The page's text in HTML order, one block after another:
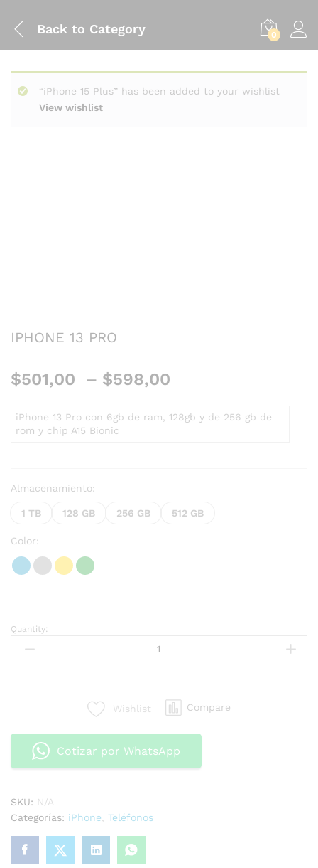
Back to Category 0
View wishlist
“iPhone 15 Plus” has been added to your wishlist
IPHONE 13 PRO
$501,00 – $598,00
iPhone 13 Pro con 6gb de ram, 128gb y de 256 gb de
rom y chip A15 Bionic
Almacenamiento:
1 TB 128 GB 256 GB 512 GB
Color:
Quantity:
Wishlist Compare
Cotizar por WhatsApp
SKU: N/A
Categorías: iPhone, Teléfonos